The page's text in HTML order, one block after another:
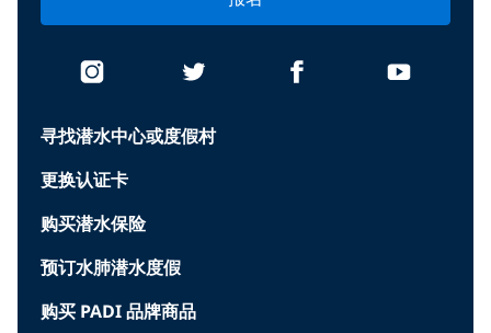
寻找潜水中心或度假村
更换认证卡
购买潜水保险
预订水肺潜水度假
购买 PADI 品牌商品